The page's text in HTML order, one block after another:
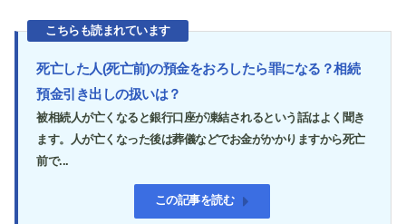
こちらも読まれています
死亡した人(死亡前)の預金をおろしたら罪になる？相続
預金引き出しの扱いは？
被相続人が亡くなると銀行口座が凍結されるという話はよく聞き
ます。人が亡くなった後は葬儀などでお金がかかりますから死亡
前で...
この記事を読む